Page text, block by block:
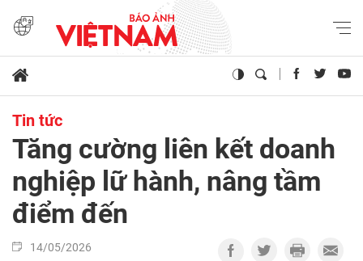
Tin tức
Tăng cường liên kết doanh
nghiệp lữ hành, nâng tầm
điểm đến
14/05/2026